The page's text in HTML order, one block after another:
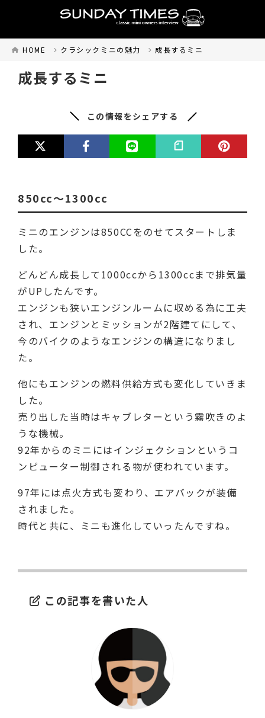
HOME クラシックミニの魅力 成長するミニ
成長するミニ
この情報をシェアする
850cc～1300cc
ミニのエンジンは850CCをのせてスタートしま
した。
どんどん成長して1000ccから1300ccまで排気量
がUPしたんです。
エンジンも狭いエンジンルームに収める為に工夫
され、エンジンとミッションが2階建てにして、
今のバイクのようなエンジンの構造になりまし
た。
他にもエンジンの燃料供給方式も変化していきま
した。
売り出した当時はキャブレターという霧吹きのよ
うな機械。
92年からのミニにはインジェクションというコ
ンピューター制御される物が使われています。
97年には点火方式も変わり、エアバックが装備
されました。
時代と共に、ミニも進化していったんですね。
この記事を書いた人